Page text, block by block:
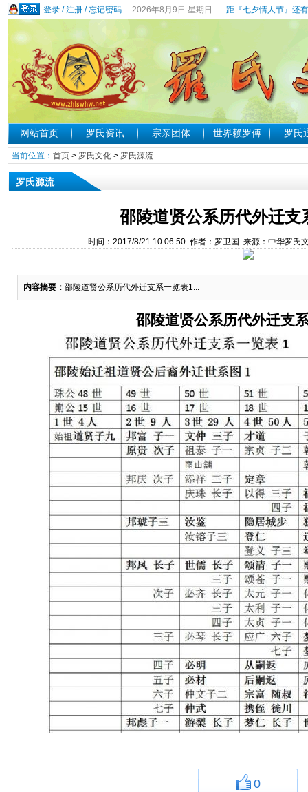
登录/注册/忘记密码 2026年8月9日 星期日 距『七夕情人节』还
网站首页 罗氏资讯 宗亲团体 世界赖罗傅 罗氏
当前位置： 首页> 罗氏文化> 罗氏源流
罗氏源流
邵陵道贤公系历代外迁支
时间：2017/8/21 10:06:50 作者：罗卫国 来源：中华罗氏
内容摘要： 邵陵道贤公系历代外迁支系一览表1...
邵陵道贤公系历代外迁支
0